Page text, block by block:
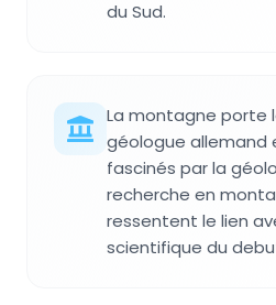
du Sud.
La montagne porte
géologue allemand
fascinés par la
recherche en
ressentent le lien
scientifique du